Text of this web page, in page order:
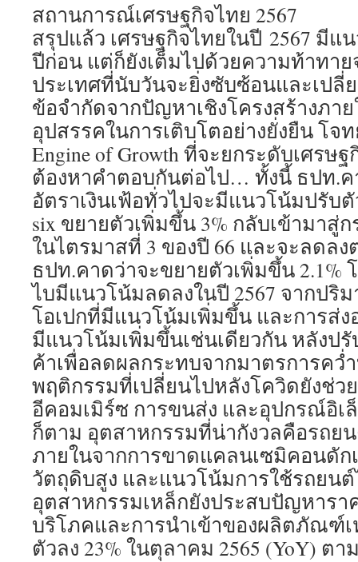
สถานการณ์เศรษฐกิจไทย 2567
สรุปแล้ว เศรษฐกิจไทยในปี 2567 มี
ปีก่อน แต่ก็ยังเต็มไปด้วยความท้าทา
ประเทศที่นับวันจะยิ่งซับซ้อนและเปลี่
ข้อจำกัดจากปัญหาเชิงโครงสร้างภา
อุปสรรคในการเติบโตอย่างยั่งยืน โจ
Engine of Growth ที่จะยกระดับเศรษ
ต้องหาคำตอบกันต่อไป… ทั้งนี้ ธปท.
อัตราเงินเฟ้อทั่วไปจะมีแนวโน้มปรับ
six ขยายตัวเพิ่มขึ้น 3% กลับเข้ามาสู่ก
ในไตรมาสที่ 3 ของปี 66 และจะลดลง
ธปท.คาดว่าจะขยายตัวเพิ่มขึ้น 2.1%
ไบมีแนวโน้มลดลงในปี 2567 จากป
โอเปกที่มีแนวโน้มเพิ่มขึ้น และการส่
มีแนวโน้มเพิ่มขึ้นเช่นเดียวกัน หลังปรั
ค้าเพื่อลดผลกระทบจากมาตรการคว่
พฤติกรรมที่เปลี่ยนไปหลังโควิดยังช่
อีคอมเมิร์ซ การขนส่ง และอุปกรณ์อิเ
ก็ตาม อุตสาหกรรมที่น่ากังวลคือรถย
ภายในจากการขาดแคลนเซมิคอนดัก
วัตถุดิบสูง และแนวโน้มการใช้รถยน
อุตสาหกรรมเหล็กยังประสบปัญหารา
บริโภคและการนำเข้าของผลิตภัณฑ์เ
ตัวลง 23% ในตุลาคม 2565 (YoY) ต